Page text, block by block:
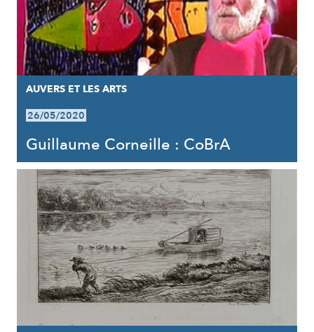
AUVERS ET LES ARTS
26/05/2020
Guillaume Corneille : CoBrA